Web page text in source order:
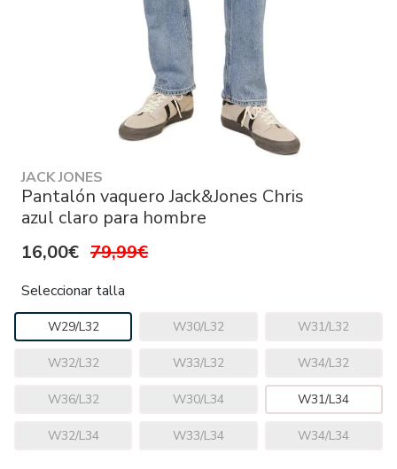
JACK JONES
Pantalón vaquero Jack&Jones Chris
azul claro para hombre
16,00€ 79,99€
Seleccionar talla
W29/L32 W30/L32 W31/L32
W32/L32 W33/L32 W34/L32
W36/L32 W30/L34 W31/L34
W32/L34 W33/L34 W34/L34